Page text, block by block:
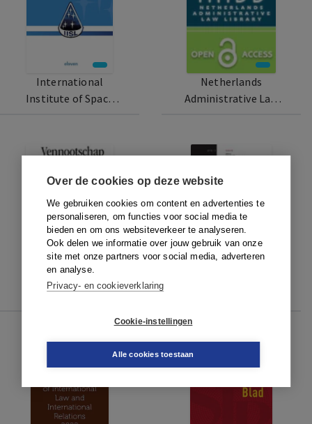
Over de cookies op deze website
We gebruiken cookies om content en advertenties te
personaliseren, om functies voor social media te
bieden en om ons websiteverkeer te analyseren.
Ook delen we informatie over jouw gebruik van onze
site met onze partners voor social media, adverteren
en analyse.
Privacy- en cookieverklaring
Cookie-instellingen
Alle cookies toestaan
International
Institute of Space
Netherlands
Administrative Law
Vennootschap en
Onderneming